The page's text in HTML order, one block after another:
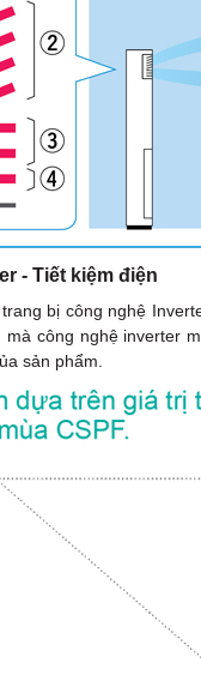
- Tiết kiệm điện
bị công nghệ
công nghệ inverter
sản phẩm.